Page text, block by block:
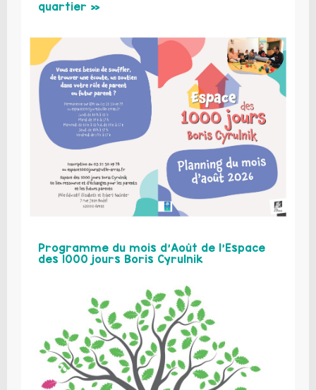
quartier »
Programme du mois d’Août de l’Espace
des 1000 jours Boris Cyrulnik